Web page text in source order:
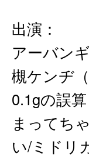
出演：
アーバン
槻ケンヂ
0.1gの誤
まってち
い/ミドリ